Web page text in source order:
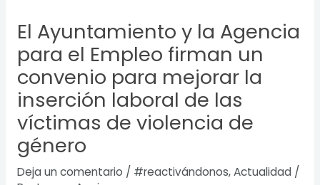
El Ayuntamiento y la Agencia
para el Empleo firman un
convenio para mejorar la
inserción laboral de las
víctimas de violencia de
género
Deja un comentario / #reactivándonos,Actualidad /